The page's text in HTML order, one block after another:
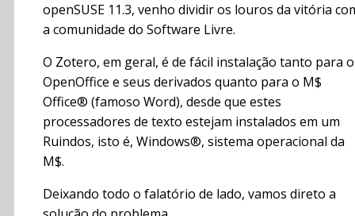
openSUSE 11.3, venho dividir os louros da vitória
a comunidade do Software Livre.
O Zotero, em geral, é de fácil instalação tanto para o
OpenOffice e seus derivados quanto para o M$
Office® (famoso Word), desde que estes
processadores de texto estejam instalados em um
Ruindos, isto é, Windows®, sistema operacional da
M$.
Deixando todo o falatório de lado, vamos direto a